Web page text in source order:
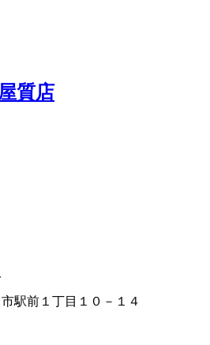
質店
駅前１丁目１０－１４